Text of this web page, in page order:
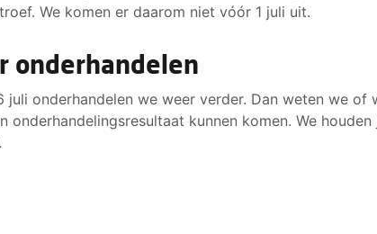
We komen er daarom niet vóór 1 juli uit.
onderhandelen
juli onderhandelen we weer verder. Dan weten we of
onderhandelingsresultaat kunnen komen. We houden